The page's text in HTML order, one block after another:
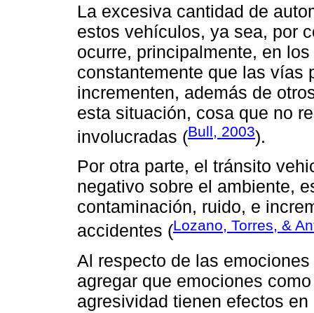
La excesiva cantidad de
estos vehículos, ya sea, por
ocurre, principalmente, en
constantemente que las vías
incrementen, además de
esta situación, cosa que no
involucradas (Bull, 2003).
Por otra parte, el tránsito
negativo sobre el ambiente,
contaminación, ruido, e
accidentes (Lozano, Torres, &
Al respecto de las
agregar que emociones
agresividad tienen efectos